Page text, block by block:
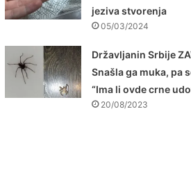
jeziva stvorenja
05/03/2024
Državljanin Srbije
Snašla ga muka, pa
“Ima li ovde crne
20/08/2023